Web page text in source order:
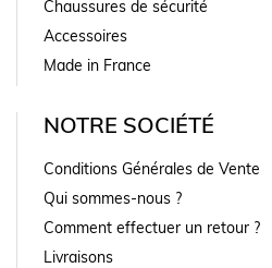
Chaussures de sécurité
Accessoires
Made in France
NOTRE SOCIÉTÉ
Conditions Générales de Vente
Qui sommes-nous ?
Comment effectuer un retour ?
Livraisons